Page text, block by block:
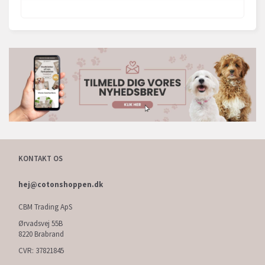
KONTAKT OS
hej@cotonshoppen.dk
CBM Trading ApS
Ørvadsvej 55B
8220 Brabrand
CVR: 37821845